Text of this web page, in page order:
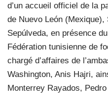
d’un accueil officiel de la
de Nuevo León
Sepúlveda, en présence
Fédération tunisienne de
chargé d’affaires de
Washington, Anis Hajri,
Monterrey Rayados,